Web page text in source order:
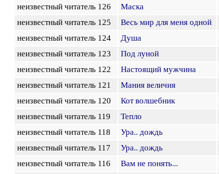
неизвестный читатель 126
Маска
неизвестный читатель 125
Весь мир для меня одной
неизвестный читатель 124
Душа
неизвестный читатель 123
Под луной
неизвестный читатель 122
Настоящий мужчина
неизвестный читатель 121
Мания величия
неизвестный читатель 120
Кот волшебник
неизвестный читатель 119
Тепло
неизвестный читатель 118
Ура.. дождь
неизвестный читатель 117
Ура.. дождь
неизвестный читатель 116
Вам не понять...